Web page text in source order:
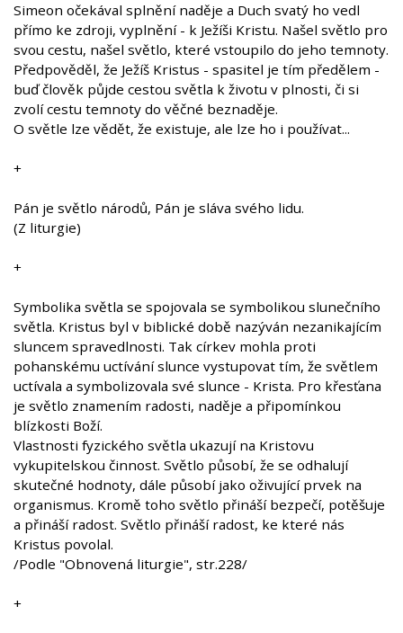
Simeon očekával splnění naděje a Duch svatý ho vedl
přímo ke zdroji, vyplnění - k Ježíši Kristu. Našel světlo pro
svou cestu, našel světlo, které vstoupilo do jeho temnoty.
Předpověděl, že Ježíš Kristus - spasitel je tím předělem -
buď člověk půjde cestou světla k životu v plnosti, či si
zvolí cestu temnoty do věčné beznaděje.
O světle lze vědět, že existuje, ale lze ho i používat...
+
Pán je světlo národů, Pán je sláva svého lidu.
(Z liturgie)
+
Symbolika světla se spojovala se symbolikou slunečního
světla. Kristus byl v biblické době nazýván nezanikajícím
sluncem spravedlnosti. Tak církev mohla proti
pohanskému uctívání slunce vystupovat tím, že světlem
uctívala a symbolizovala své slunce - Krista. Pro křesťana
je světlo znamením radosti, naděje a připomínkou
blízkosti Boží.
Vlastnosti fyzického světla ukazují na Kristovu
vykupitelskou činnost. Světlo působí, že se odhalují
skutečné hodnoty, dále působí jako oživující prvek na
organismus. Kromě toho světlo přináší bezpečí, potěšuje
a přináší radost. Světlo přináší radost, ke které nás
Kristus povolal.
/Podle "Obnovená liturgie", str.228/
+